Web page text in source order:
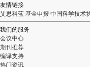
友情链接
艾思科蓝 基金申报 中国科学技术
我们的服务
会议中心
期刊推荐
编译支持
热门资讯